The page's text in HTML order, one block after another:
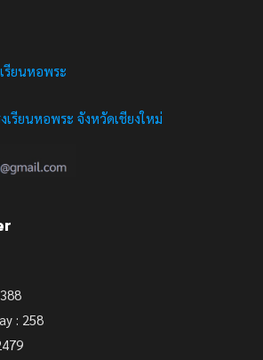
รียนหอพระ
เรียนหอพระ จังหวัดเชียงใหม่
: 258